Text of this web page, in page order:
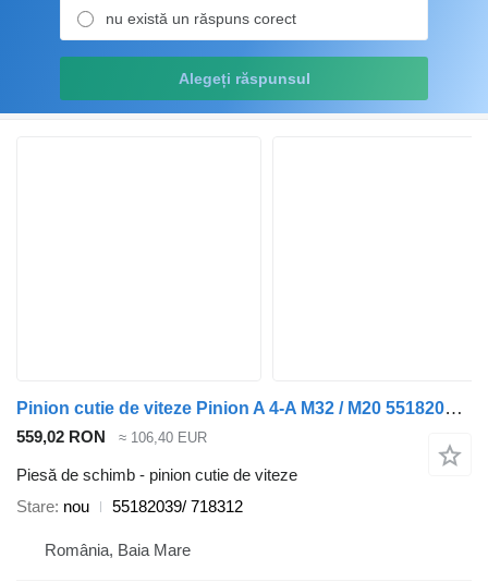
nu există un răspuns corect
Alegeți răspunsul
Pinion cutie de viteze Pinion A 4-A M32 / M20 55182039/ 718312 pentru automobil Alfa Romeo 159
559,02 RON ≈ 106,40 EUR
Piesă de schimb - pinion cutie de viteze
Stare nou 55182039/ 718312
România, Baia Mare